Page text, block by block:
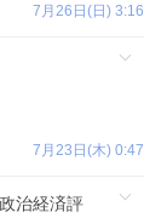
7月26日(日) 3:16
7月23日(木) 0:47
治経済評